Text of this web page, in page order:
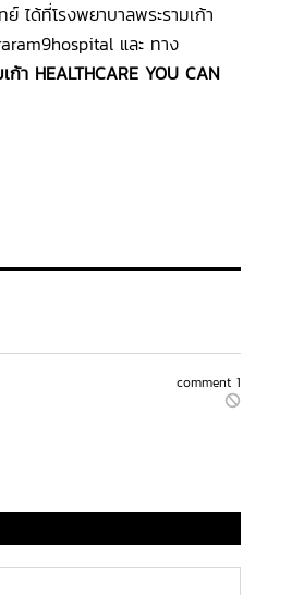
ได้ที่โรงพยาบาลพระรามเก้า
และ ทาง
ก้า HEALTHCARE YOU CAN
comment 1